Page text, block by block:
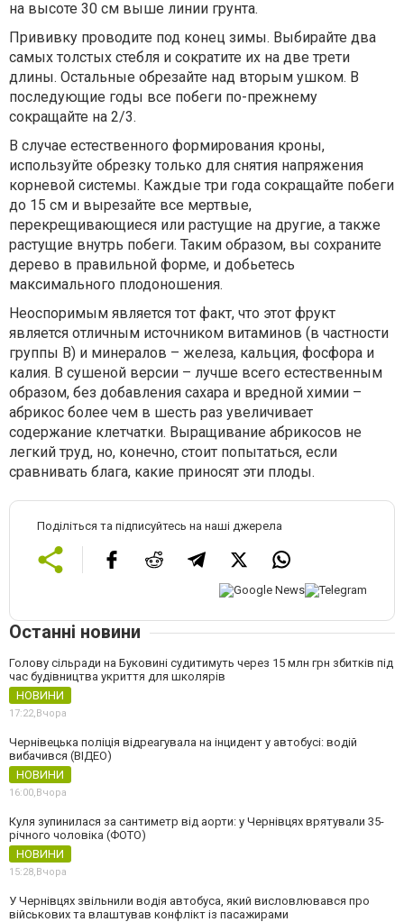
на высоте 30 см выше линии грунта.
Прививку проводите под конец зимы. Выбирайте два
самых толстых стебля и сократите их на две трети
длины. Остальные обрезайте над вторым ушком. В
последующие годы все побеги по-прежнему
сокращайте на 2/3.
В случае естественного формирования кроны,
используйте обрезку только для снятия напряжения
корневой системы. Каждые три года сокращайте побеги
до 15 см и вырезайте все мертвые,
перекрещивающиеся или растущие на другие, а также
растущие внутрь побеги. Таким образом, вы сохраните
дерево в правильной форме, и добьетесь
максимального плодоношения.
Неоспоримым является тот факт, что этот фрукт
является отличным источником витаминов (в частности
группы B) и минералов – железа, кальция, фосфора и
калия. В сушеной версии – лучше всего естественным
образом, без добавления сахара и вредной химии –
абрикос более чем в шесть раз увеличивает
содержание клетчатки. Выращивание абрикосов не
легкий труд, но, конечно, стоит попытаться, если
сравнивать блага, какие приносят эти плоды.
Поділіться та підписуйтесь на наші джерела
Останні новини
Голову сільради на Буковині судитимуть через 15 млн грн збитків під
час будівництва укриття для школярів
НОВИНИ
17:22, Вчора
Чернівецька поліція відреагувала на інцидент у автобусі: водій
вибачився (ВІДЕО)
НОВИНИ
16:00, Вчора
Куля зупинилася за сантиметр від аорти: у Чернівцях врятували 35-
річного чоловіка (ФОТО)
НОВИНИ
15:28, Вчора
У Чернівцях звільнили водія автобуса, який висловлювався про
військових та влаштував конфлікт із пасажирами